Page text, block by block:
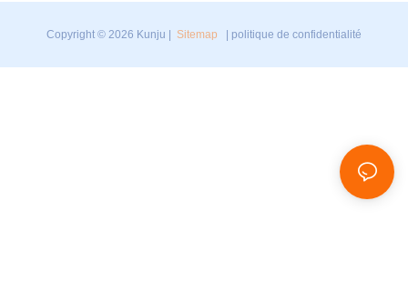
Copyright © 2026 Kunju | Sitemap | politique de confidentialité